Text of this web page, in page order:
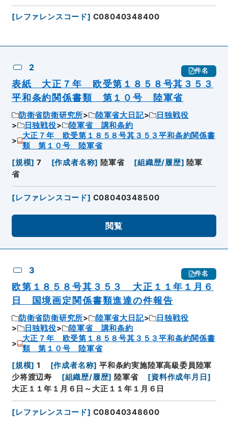
[レファレンスコード] C08040348400
2 件名
表紙 大正７年 欧受第１８５８号其３５３
平和条約関係書類 第１０号 陸軍省
防衛省防衛研究所 陸軍省大日記
日独戦役
日独戦役
陸軍省 講和条約
大正７年 欧受第１８５８号其３５３平和条約関係書
類 第１０号 陸軍省
[規模] 7 [作成者名称] 陸軍省 [組織歴/履歴] 陸軍
省
[レファレンスコード] C08040348500
閲覧
3 件名
欧第１８５８号其３５３ 大正１１年１月６
日 国境画定関係書類進達の件報告
防衛省防衛研究所 陸軍省大日記
日独戦役
日独戦役
陸軍省 講和条約
大正７年 欧受第１８５８号其３５３平和条約関係書
類 第１０号 陸軍省
[規模] 1 [作成者名称] 平和条約実施陸軍高級委員陸軍
少将渡辺寿
[組織歴/履歴] 陸軍省 [資料作成年月日 ]
大正１１年１月６日～大正１１年１月６日
[レファレンスコード] C08040348600